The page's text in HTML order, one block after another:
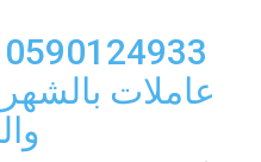
contentعاملات